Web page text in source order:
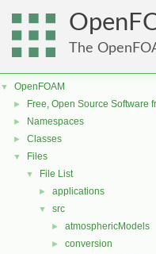
The
▼ OpenFOAM
► Free, Open Source Software
► Namespaces
► Classes
▼ Files
▼ File List
► applications
▼ src
► atmosphericModels
► conversion